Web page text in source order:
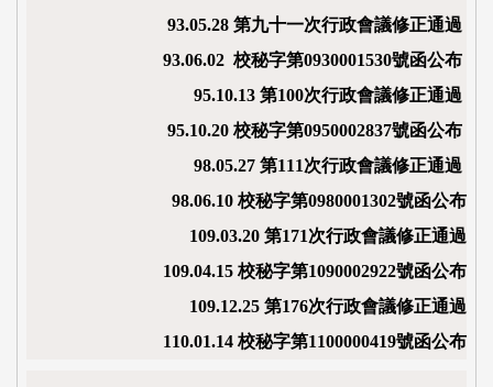
93.05.28 第九十一次行政會議修正通過
93.06.02 校秘字第0930001530號函公布
95.10.13 第100次行政會議修正通過
95.10.20 校秘字第0950002837號函公布
98.05.27 第111次行政會議修正通過
98.06.10 校秘字第0980001302號函公布
109.03.20 第171次行政會議修正通過
109.04.15 校秘字第1090002922號函公布
109.12.25 第176次行政會議修正通過
110.01.14 校秘字第1100000419號函公布